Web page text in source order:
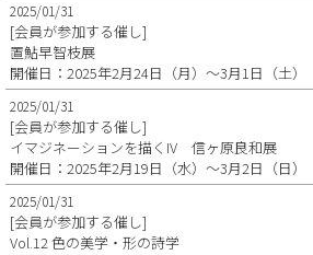
2025/01/31
[会員が参加する催し]
置鮎早智枝展
開催日：2025年2月24日（月）～3月1日（土）
2025/01/31
[会員が参加する催し]
イマジネーションを描くIV 信ヶ原良和展
開催日：2025年2月19日（水）～3月2日（日）
2025/01/31
[会員が参加する催し]
Vol.12 色の美学・形の詩学